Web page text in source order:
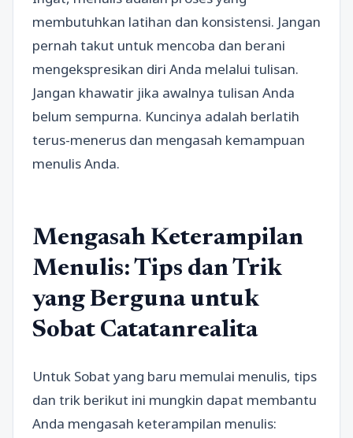
membutuhkan latihan dan konsistensi. Jangan
pernah takut untuk mencoba dan berani
mengekspresikan diri Anda melalui tulisan.
Jangan khawatir jika awalnya tulisan Anda
belum sempurna. Kuncinya adalah berlatih
terus-menerus dan mengasah kemampuan
menulis Anda.
Mengasah Keterampilan
Menulis: Tips dan Trik
yang Berguna untuk
Sobat Catatanrealita
Untuk Sobat yang baru memulai menulis, tips
dan trik berikut ini mungkin dapat membantu
Anda mengasah keterampilan menulis: